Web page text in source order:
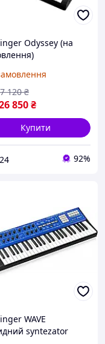
Odyssey (на
850₴
120 ₴
Купити
92%
WAVE
syntezator